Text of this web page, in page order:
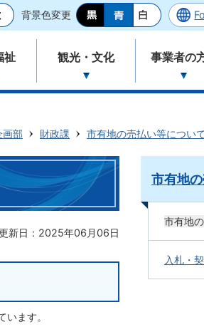
背景色変更
祉 観光・文化 事業者の
画部 財政課 市有地の売払い等につい
新日：2025年06月06日
ます。
市有地
市有地
入札・